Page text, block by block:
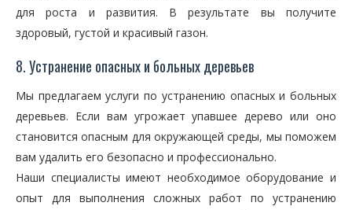
для роста и развития. В результате вы получите
здоровый, густой и красивый газон.
8. Устранение опасных и больных деревьев
Мы предлагаем услуги по устранению опасных и больных
деревьев. Если вам угрожает упавшее дерево или оно
становится опасным для окружающей среды, мы поможем
вам удалить его безопасно и профессионально.
Наши специалисты имеют необходимое оборудование и
опыт для выполнения сложных работ по устранению